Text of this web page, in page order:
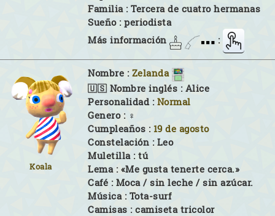
Familia : Tercera de cuatro hermanas
Sueño : periodista
Más información
:
Koala
Nombre : Zelanda
🇺🇸 Nombre inglés : Alice
Personalidad : Normal
Genero : ♀
Cumpleaños : 19 de agosto
Constelación : Leo
Muletilla : tú
Lema : «Me gusta tenerte cerca.»
Café : Moca / sin leche / sin azúcar.
Música : Tota-surf
Camisas : camiseta tricolor